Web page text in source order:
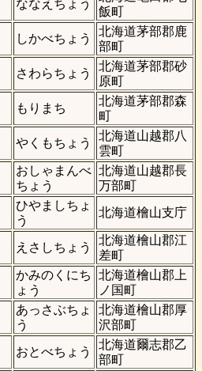
ななえちょう
飯町
しかべちょう
北海道茅部郡鹿
部町
さわらちょう
北海道茅部郡砂
原町
もりまち
北海道茅部郡森
町
やくもちょう
北海道山越郡八
雲町
おしゃまんべ
ちょう
北海道山越郡長
万部町
ひやましちょ
う
北海道檜山支庁
えさしちょう
北海道檜山郡江
差町
かみのくにち
ょう
北海道檜山郡上
ノ国町
あっさぶちょ
う
北海道檜山郡厚
沢部町
おとべちょう
北海道爾志郡乙
部町